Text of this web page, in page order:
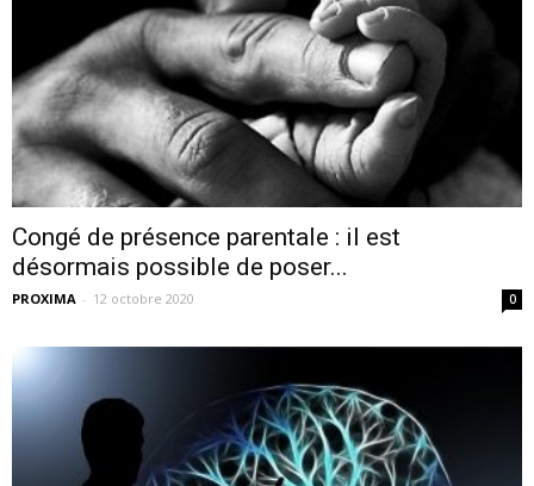
Congé de présence parentale : il est
désormais possible de poser...
PROXIMA - 12 octobre 2020 0